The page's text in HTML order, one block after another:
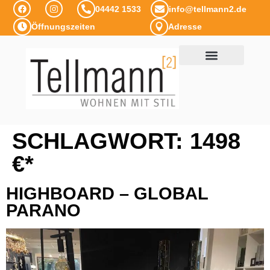
04442 1533
info@tellmann2.de
Öffnungszeiten
Adresse
SCHLAGWORT: 1498
€*
HIGHBOARD – GLOBAL
PARANO